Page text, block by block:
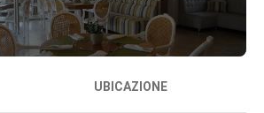
UBICAZIONE